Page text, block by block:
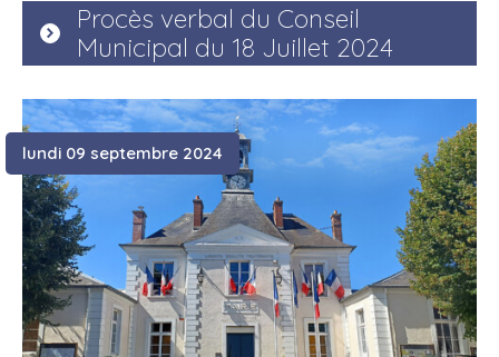
Procès verbal du Conseil
Municipal du 18 Juillet 2024
lundi 09 septembre 2024